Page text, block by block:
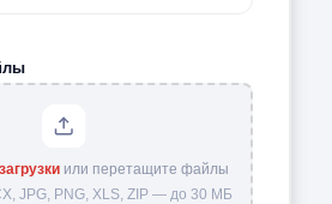
или перетащите файлы
JPG, PNG, XLS, ZIP — до 30 МБ